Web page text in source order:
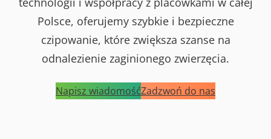
Polsce, oferujemy szybkie i bezpieczne
czipowanie, które zwiększa szanse na
odnalezienie zaginionego zwierzęcia.
Napisz wiadomośćZadzwoń do nas